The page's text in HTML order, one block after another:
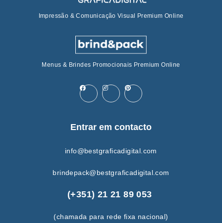
Impressão & Comunicação Visual Premium Online
Menus & Brindes Promocionais Premium Online
Entrar em contacto
info@bestgraficadigital.com
brindepack@bestgraficadigital.com
(+351) 21 21 89 053
(chamada para rede fixa nacional)